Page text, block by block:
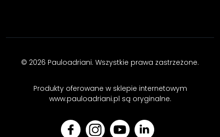
© 2026 Pauloadriani. Wszystkie prawa zastrzeżone.
Produkty oferowane w sklepie internetowym
www.pauloadriani.pl są oryginalne.